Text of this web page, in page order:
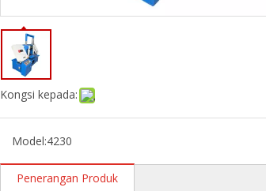
Kongsi kepada:
Model:4230
Penerangan Produk